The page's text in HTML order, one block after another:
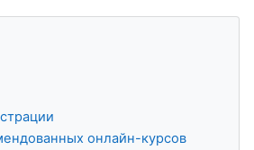
онлайн-курсов